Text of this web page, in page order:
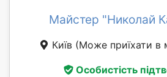
Майстер "Николай
Київ (Може приїхати в
Особистість